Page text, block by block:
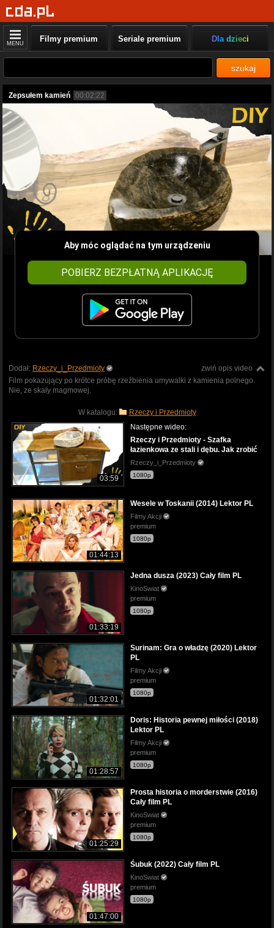
MENU Filmy premium Seriale premium Dla dzieci
szukaj
Zepsułem kamień 00:02:22
Aby móc oglądać na tym urządzeniu
POBIERZ BEZPŁATNĄ APLIKACJĘ
zwiń opis video
Dodał: Rzeczy_i_Przedmioty
Film pokazujący po krótce próbę rzeźbienia umywalki z kamienia polnego.
Nie, ze skały magmowej.
W katalogu: Rzeczy i Przedmioty
03:59
Następne wideo:
Rzeczy i Przedmioty - Szafka
łazienkowa ze stali i dębu. Jak zrobić
Rzeczy_i_Przedmioty
1080p
01:44:13
Wesele w Toskanii (2014) Lektor PL
Filmy Akcji
premium
1080p
01:33:19
Jedna dusza (2023) Cały film PL
KinoSwiat
premium
1080p
01:32:01
Surinam: Gra o władzę (2020) Lektor
PL
Filmy Akcji
premium
1080p
01:28:57
Doris: Historia pewnej miłości (2018)
Lektor PL
Filmy Akcji
premium
1080p
01:25:29
Prosta historia o morderstwie (2016)
Cały film PL
KinoSwiat
premium
1080p
01:47:00
Śubuk (2022) Cały film PL
KinoSwiat
premium
1080p